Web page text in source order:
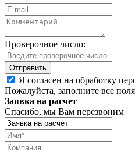
Проверочное число:
Я согласен на обработку
Пожалуйста, заполните все
Заявка на расчет
Спасибо, мы Вам перезвоним